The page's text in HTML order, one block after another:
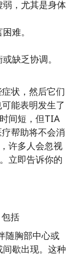
弱，尤其是身体
难。
缺乏协调。
状，然后它们
能表明发生了
间短，但TIA
帮助将不会消
许多人会忽视
立即告诉你的
包括
随胸部中心或
歇出现。这种